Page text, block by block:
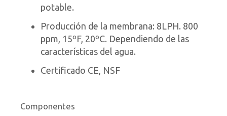
potable.
Producción de la membrana: 8LPH. 800
ppm, 15ºF, 20ºC. Dependiendo de las
características del agua.
Certificado CE, NSF
Componentes